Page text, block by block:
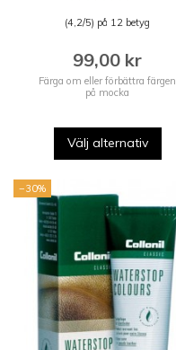
(4,2/5) på 12 betyg
99,00 kr
Färga om eller förbättra färgen
på mocka
Välj alternativ
−30%